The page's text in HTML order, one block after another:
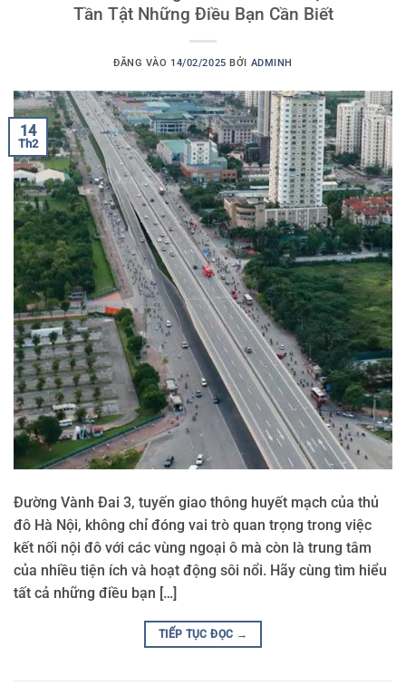
Tần Tật Những Điều Bạn Cần Biết
ĐĂNG VÀO 14/02/2025 BỞI ADMINH
14
Th2
Đường Vành Đai 3, tuyến giao thông huyết mạch của thủ
đô Hà Nội, không chỉ đóng vai trò quan trọng trong việc
kết nối nội đô với các vùng ngoại ô mà còn là trung tâm
của nhiều tiện ích và hoạt động sôi nổi. Hãy cùng tìm hiểu
tất cả những điều bạn […]
TIẾP TỤC ĐỌC →